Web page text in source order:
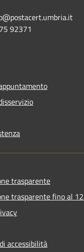
92371
trasparente
trasparente fino al
accessibilità